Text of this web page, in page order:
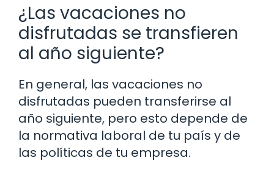
¿Las vacaciones no
disfrutadas se transfieren
al año siguiente?
En general, las vacaciones no
disfrutadas pueden transferirse al
año siguiente, pero esto depende de
la normativa laboral de tu país y de
las políticas de tu empresa.